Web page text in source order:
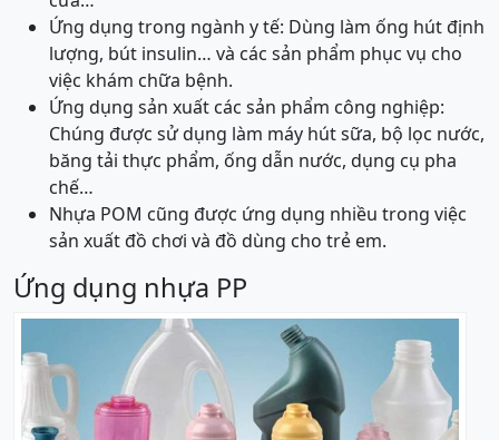
Ứng dụng trong ngành y tế: Dùng làm ống hút định
lượng, bút insulin… và các sản phẩm phục vụ cho
việc khám chữa bệnh.
Ứng dụng sản xuất các sản phẩm công nghiệp:
Chúng được sử dụng làm máy hút sữa, bộ lọc nước,
băng tải thực phẩm, ống dẫn nước, dụng cụ pha
chế…
Nhựa POM cũng được ứng dụng nhiều trong việc
sản xuất đồ chơi và đồ dùng cho trẻ em.
Ứng dụng nhựa PP